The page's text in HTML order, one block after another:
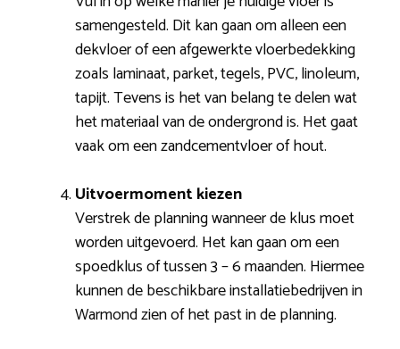
samengesteld. Dit kan gaan om alleen een
dekvloer of een afgewerkte vloerbedekking
zoals laminaat, parket, tegels, PVC, linoleum,
tapijt. Tevens is het van belang te delen wat
het materiaal van de ondergrond is. Het gaat
vaak om een zandcementvloer of hout.
Uitvoermoment kiezen
Verstrek de planning wanneer de klus moet
worden uitgevoerd. Het kan gaan om een
spoedklus of tussen 3 – 6 maanden. Hiermee
kunnen de beschikbare installatiebedrijven in
Warmond zien of het past in de planning.